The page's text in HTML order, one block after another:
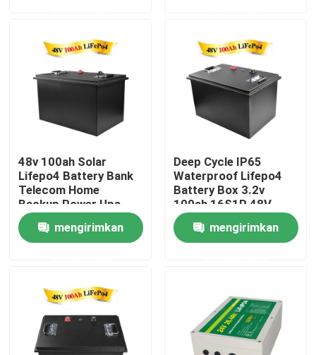
Produk
Video
Baterai Rumah Lifepo4
Baterai LiFePO4 12V
Baterai Lifepo4 48v
Pembangkit Listrik Portabel Lithium
48v 100ah Solar
Lifepo4 Battery Bank
Telecom Home
Backup Power Ups
mengirimkan
Deep Cycle IP65
Waterproof Lifepo4
Battery Box 3.2v
100ah 16S1P 48V
mengirimkan